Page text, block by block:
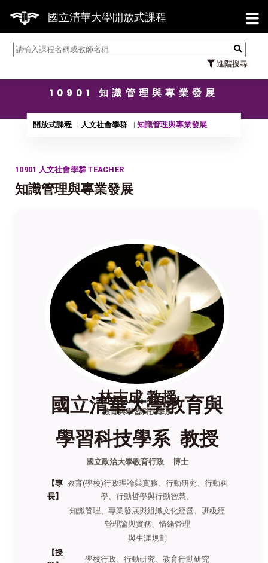
國立清華大學開放式課程
進階搜尋
【
10901 知識管理與專業發展
開放式課程 人文社會學群 知識管理與專業發展
10901 人文社會學群 TEACHER
知識管理與專業發展
林志成 教授
教育與學習科技學系
國立清華大學教育與
學習科技學系 教授
國立政治大學教育行政 博士
【專
長】
教育(學校)行政理論與實務、行動研究、行動科
學、行動哲學與行動智慧、
知識管理、專業發展與組織文化經營、班級經
營理論與實務、情緒管理
與生涯規劃
【授
學校行政、行動研究、教育行動研究